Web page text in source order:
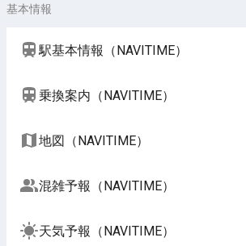
基本情報
駅基本情報（NAVITIME）
乗換案内（NAVITIME）
地図（NAVITIME）
混雑予報（NAVITIME）
天気予報（NAVITIME）